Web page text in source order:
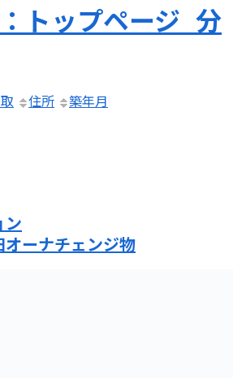
トップページ_分
住所
築年月
ン
オーナチェンジ物